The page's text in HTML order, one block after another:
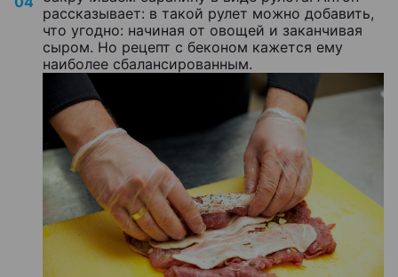
рассказывает: в такой рулет можно добавить,
что угодно: начиная от овощей и заканчивая
сыром. Но рецепт с беконом кажется ему
наиболее сбалансированным.